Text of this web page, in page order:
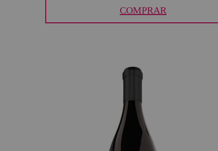
COMPRAR